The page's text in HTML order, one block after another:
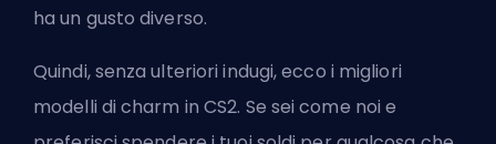
ha un gusto diverso.
Quindi, senza ulteriori indugi, ecco i migliori
modelli di charm in CS2. Se sei come noi e